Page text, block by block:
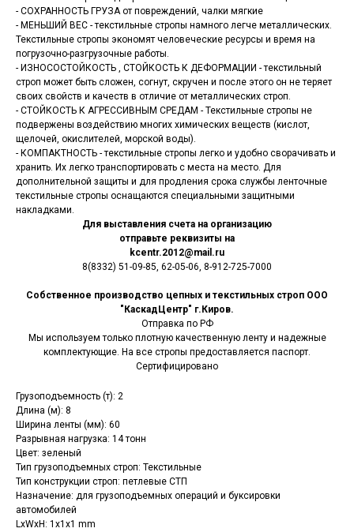
- СОХРАННОСТЬ ГРУЗА от повреждений, чалки мягкие
- МЕНЬШИЙ ВЕС - текстильные стропы намного легче металлических.
Текстильные стропы экономят человеческие ресурсы и время на
погрузочно-разгрузочные работы.
- ИЗНОСОСТОЙКОСТЬ , СТОЙКОСТЬ К ДЕФОРМАЦИИ - текстильный
строп может быть сложен, согнут, скручен и после этого он не теряет
своих свойств и качеств в отличие от металлических строп.
- СТОЙКОСТЬ К АГРЕССИВНЫМ СРЕДАМ - Текстильные стропы не
подвержены воздействию многих химических веществ (кислот,
щелочей, окислителей, морской воды).
- КОМПАКТНОСТЬ - текстильные стропы легко и удобно сворачивать и
хранить. Их легко транспортировать с места на место. Для
дополнительной защиты и для продления срока службы ленточные
текстильные стропы оснащаются специальными защитными
накладками.
Для выставления счета на организацию
отправьте реквизиты на
kcentr.2012@mail.ru
8(8332) 51-09-85, 62-05-06, 8-912-725-7000
Собственное производство цепных и текстильных строп ООО
"КаскадЦентр" г.Киров.
Отправка по РФ
Мы используем только плотную качественную ленту и надежные
комплектующие. На все стропы предоставляется паспорт.
Сертифицировано
Грузоподъемность (т): 2
Длина (м): 8
Ширина ленты (мм): 60
Разрывная нагрузка: 14 тонн
Цвет: зеленый
Тип грузоподъемных строп: Текстильные
Тип конструкции строп: петлевые СТП
Назначение: для грузоподъемных операций и буксировки
автомобилей
LxWxH: 1x1x1 mm